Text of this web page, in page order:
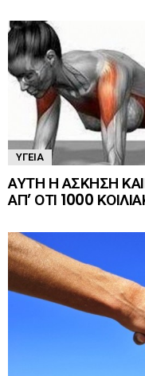
ΥΓΕΊΑ
ΑΥΤΗ Η ΑΣΚΗΣΗ
ΑΠ’ ΟΤΙ 1000